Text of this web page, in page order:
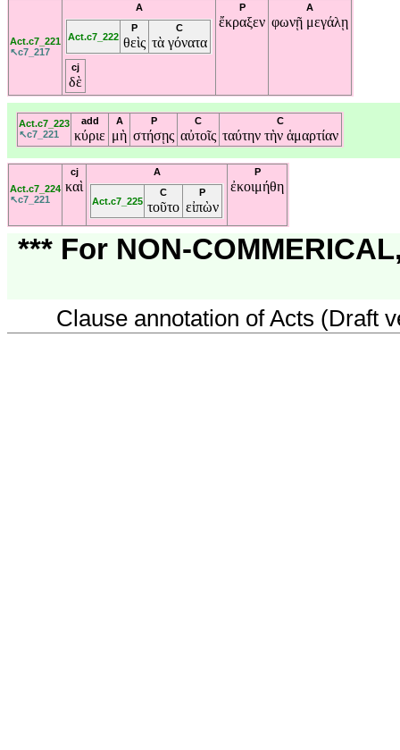
Act.c7_221
↖c7_217
A
Act.c7_222
P
θεὶς
C
τὰ γόνατα
cj
δὲ
P
ἔκραξεν
A
φωνῇ μεγάλῃ
Act.c7_223
↖c7_221
add
κύριε
A
μὴ
P
στήσῃς
C
αὐτοῖς
C
ταύτην τὴν ἁμαρτίαν
Act.c7_224
↖c7_221
cj
καὶ
A
Act.c7_225
C
τοῦτο
P
εἰπὼν
P
ἐκοιμήθη
*** For NON-
Clause annotation of Acts (Draft